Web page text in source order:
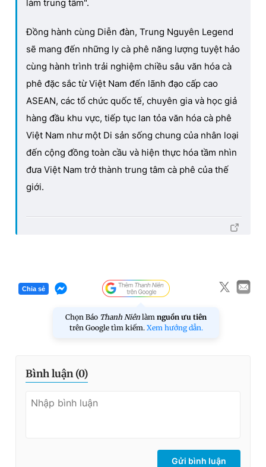
làm trung tâm".
Đồng hành cùng Diễn đàn, Trung Nguyên Legend
sẽ mang đến những ly cà phê năng lượng tuyệt hảo
cùng hành trình trải nghiệm chiều sâu văn hóa cà
phê đặc sắc từ Việt Nam đến lãnh đạo cấp cao
ASEAN, các tổ chức quốc tế, chuyên gia và học giả
hàng đầu khu vực, tiếp tục lan tỏa văn hóa cà phê
Việt Nam như một Di sản sống chung của nhân loại
đến cộng đồng toàn cầu và hiện thực hóa tầm nhìn
đưa Việt Nam trở thành trung tâm cà phê của thế
giới.
Chia sẻ
Chọn Báo Thanh Niên làm nguồn ưu tiên
trên Google tìm kiếm. Xem hướng dẫn.
Bình luận (0)
Gửi bình luận